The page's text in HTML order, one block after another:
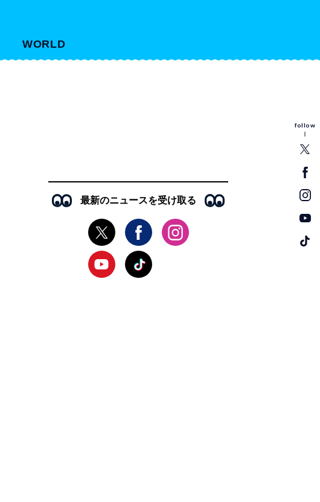
WORLD
follow
最新のニュースを受け取る